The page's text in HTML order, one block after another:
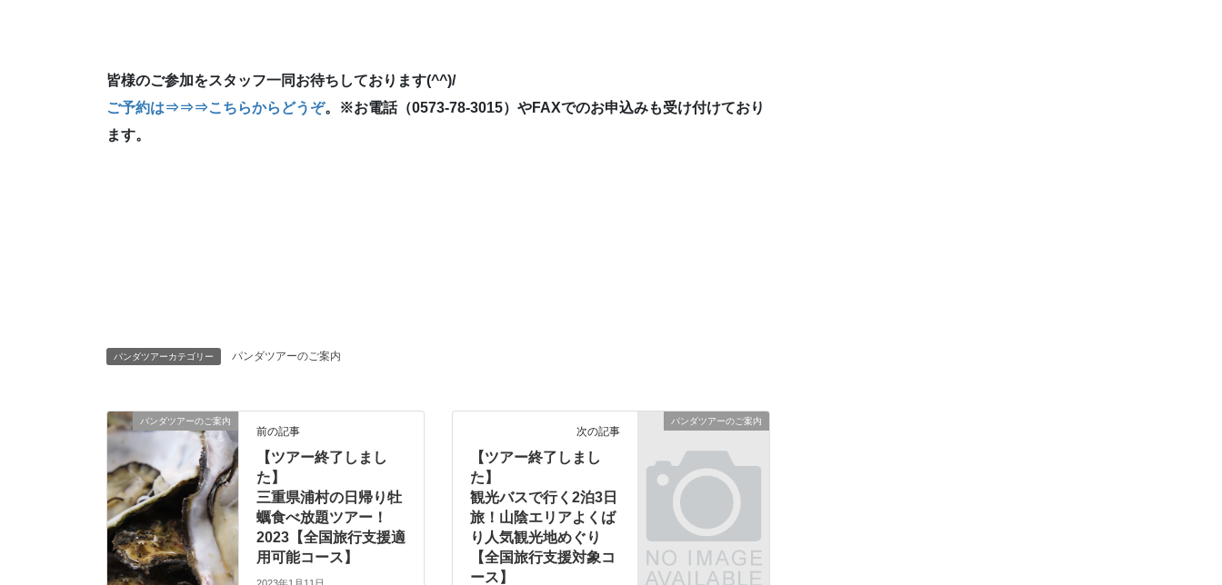
皆様のご参加をスタッフ一同お待ちしております(^^)/
ご予約は⇒⇒⇒こちらからどうぞ。
※お電話（0573-78-3015）やFAXでのお申込みも受け付けており
ます。
パンダツアーカテゴリー パンダツアーのご案内
パンダツアーのご案内
前の記事
【ツアー終了しまし
た】
三重県浦村の日帰り牡
蠣食べ放題ツアー！
2023【全国旅行支援適
用可能コース】
パンダツアーのご案内
次の記事
【ツアー終了しまし
た】
観光バスで行く2泊3日
旅！山陰エリアよくば
り人気観光地めぐり
【全国旅行支援対象コ
ース】